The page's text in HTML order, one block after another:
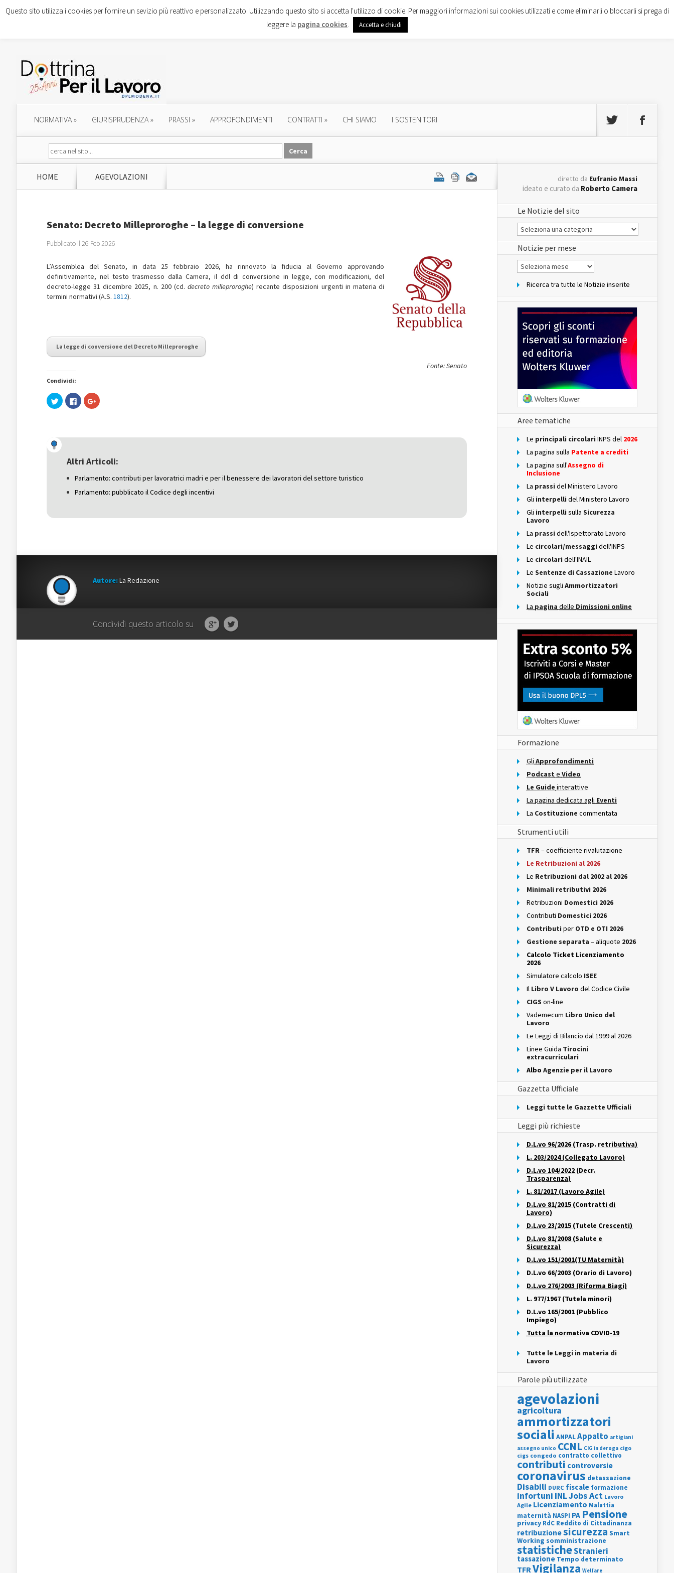
NORMATIVA» GIURISPRUDENZA» PRASSI » APPROFONDIMENTI CONTRATTI » CHI SIAMO I SOSTENITORI
HOME AGEVOLAZIONI
Senato: Decreto Milleproroghe – la legge di conversione
Pubblicato il 26 Feb 2026
L’Assemblea del Senato, in data 25 febbraio 2026, ha rinnovato la fiducia al Governo approvando
definitivamente, nel testo trasmesso dalla Camera, il ddl di conversione in legge, con modificazioni, del
decreto-legge 31 dicembre 2025, n. 200 (cd. decreto milleproroghe) recante disposizioni urgenti in materia di
termini normativi (A.S. 1812).
La legge di conversione del Decreto Milleproroghe
Fonte: Senato
Condividi:
Fai
clic
(Si
apre
una
nuova
Fai
clic
nuova
finestra)
Fai
clic
una
nuova
Altri Articoli:
Parlamento: contributi per lavoratrici madri e per il benessere dei lavoratori del settore turistico
Parlamento: pubblicato il Codice degli incentivi
Autore:La Redazione
Condividi questo articolo su
diretto da Eufranio Massi
ideato e curato da Roberto Camera
Le Notizie del sito
Le
Notizie
del
sito
Notizie per mese
Notizie
per
Ricerca tra tutte le Notizie inserite
Aree tematiche
Le principali circolari INPS del 2026
La pagina sulla Patente a crediti
La pagina sull'Assegno di
Inclusione
La prassi del Ministero Lavoro
Gli interpelli del Ministero Lavoro
Gli interpelli sulla Sicurezza
Lavoro
La prassi dell'Ispettorato Lavoro
Le circolari/messaggi dell'INPS
Le circolari dell'INAIL
Le Sentenze di Cassazione Lavoro
Notizie sugli Ammortizzatori
Sociali
La pagina delle Dimissioni online
Formazione
Gli Approfondimenti
Podcast e Video
Le Guide interattive
La pagina dedicata agli Eventi
La Costituzione commentata
Strumenti utili
TFR– coefficiente rivalutazione
Le Retribuzioni al 2026
Le Retribuzioni dal 2002 al 2026
Minimali retributivi 2026
Retribuzioni Domestici 2026
Contributi Domestici 2026
Contributi per OTD e OTI 2026
Gestione separata – aliquote 2026
Calcolo Ticket Licenziamento
2026
Simulatore calcolo ISEE
Il Libro V Lavoro del Codice Civile
CIGS on-line
Vademecum Libro Unico del
Lavoro
Le Leggi di Bilancio dal 1999 al 2026
Linee Guida Tirocini
extracurriculari
Albo Agenzie per il Lavoro
Gazzetta Ufficiale
Leggi tutte le Gazzette Ufficiali
Leggi più richieste
D.L.vo 96/2026 (Trasp. retributiva)
L. 203/2024 (Collegato Lavoro)
D.L.vo 104/2022 (Decr.
Trasparenza)
L. 81/2017 (Lavoro Agile)
D.L.vo 81/2015 (Contratti di
Lavoro)
D.L.vo 23/2015 (Tutele Crescenti)
D.L.vo 81/2008 (Salute e
Sicurezza)
D.L.vo 151/2001(TU Maternità)
D.L.vo 66/2003 (Orario di Lavoro)
D.L.vo 276/2003 (Riforma Biagi)
L. 977/1967 (Tutela minori)
D.L.vo 165/2001 (Pubblico
Impiego)
Tutta la normativa COVID-19
Tutte le Leggi in materia di
Lavoro
Parole più utilizzate
agevolazioni
agricoltura
ammortizzatori
sociali ANPALAppalto artigiani
assegno unico CCNL CIG in deroga cigo
cigs congedo contratto collettivo
contributi controversie
coronavirus detassazione
Disabili DURC fiscale formazione
infortuni INLJobs Act Lavoro
Agile Licenziamento Malattia
maternità NASPI PA Pensione
privacy RdC Reddito di Cittadinanza
retribuzionesicurezza Smart
Working somministrazione
statisticheStranieri
tassazione Tempo determinato
TFRVigilanza Welfare
Questo sito utilizza i cookies per fornire un sevizio più reattivo e personalizzato. Utilizzando questo sito si accetta l'utilizzo di cookie. Per maggiori informazioni sui cookies utilizzati e come eliminarli o bloccarli si prega di
leggere la pagina cookies. Accetta e chiudi